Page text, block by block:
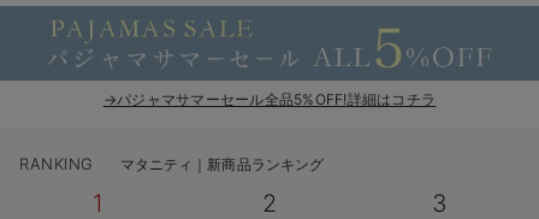
マタニティ トップス
マタニティ アウター（コート）・ママコート
マタニティ 授乳 キャミソール
産褥ショーツ
産後 ガードル インナー
マタニティ フォーマル パンツ・ボトムス
【アウトレット】パジャマ
【アウトレット】インナー
コットン素材
Tシャツブラ
スカート
パジャマ
オフィス
きれいめ美脚パンツ派
ツィード派
セットアップ派
短肌着
セット
快適ウェア10%OFF
ジャンパースカート/
ワーク・オフィス
フォーマル / オケー
10,001円（税込）〜
女の子におススメの
定番ギフト
保温&リカバリー
レギンス・タイツ
あったか度◎
【冬のあったか特集
→パジャマサマーセール全品5%OFF!詳細はコチラ
RANKING マタニティ｜新商品ランキング
1 2 3